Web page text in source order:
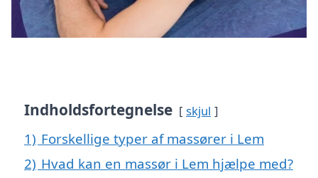
Indholdsfortegnelse skjul
1) Forskellige typer af massører i Lem
2) Hvad kan en massør i Lem hjælpe med?